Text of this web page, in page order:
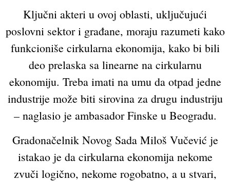
Ključni akteri u ovoj oblasti, uključujući
poslovni sektor i građane, moraju razumeti kako
funkcioniše cirkularna ekonomija, kako bi bili
deo prelaska sa linearne na cirkularnu
ekonomiju. Treba imati na umu da otpad jedne
industrije može biti sirovina za drugu industriju
– naglasio je ambasador Finske u Beogradu.
Gradonačelnik Novog Sada Miloš Vučević je
istakao je da cirkularna ekonomija nekome
zvuči logično, nekome rogobatno, a u stvari,